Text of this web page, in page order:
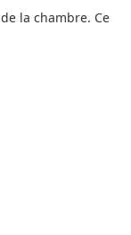
de la chambre. Ce